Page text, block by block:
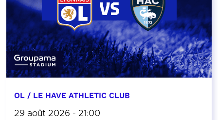
OL / LE HAVE ATHLETIC CLUB
29 août 2026 - 21:00